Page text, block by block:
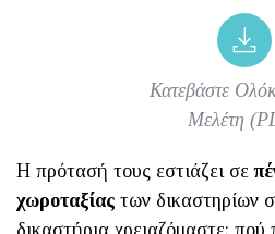
Κατεβάστε
Μελέτη
Η πρότασή τους εστιάζει σε
χωροταξίας των δικαστηρίων